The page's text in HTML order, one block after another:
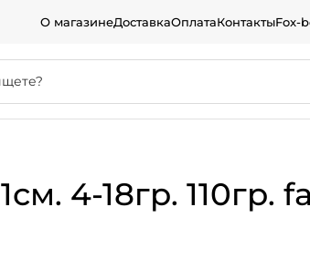
О магазинеДоставкаОплатаКонтактыFox-
4-18гр. 110гр.